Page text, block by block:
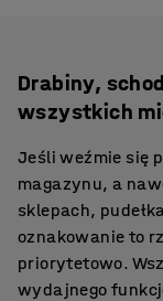
Drabiny,
wszystkich
Jeśli weźmie się
magazynu, a
sklepach,
oznakowanie to
priorytetowo.
wydajnego